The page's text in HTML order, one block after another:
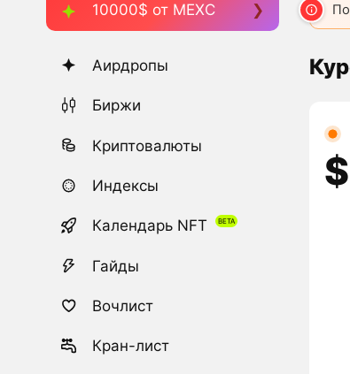
10000$ от MEXC
Аирдропы
Биржи
Криптовалюты
Индексы
Календарь NFT
Гайды
Вочлист
Кран-лист